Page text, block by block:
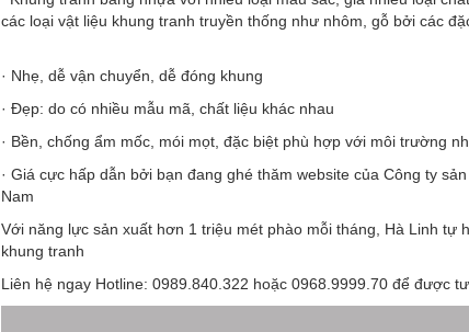
các loại vật liệu khung tranh truyền thống như nhôm, gỗ bởi các
· Nhẹ, dễ vận chuyển, dễ đóng khung
· Đẹp: do có nhiều mẫu mã, chất liệu khác nhau
· Bền, chống ẩm mốc, mói mọt, đặc biệt phù hợp với môi trường
· Giá cực hấp dẫn bởi bạn đang ghé thăm website của Công ty
Nam
Với năng lực sản xuất hơn 1 triệu mét phào mỗi tháng, Hà Linh tự
khung tranh
Liên hệ ngay Hotline: 0989.840.322 hoặc 0968.9999.70 để được